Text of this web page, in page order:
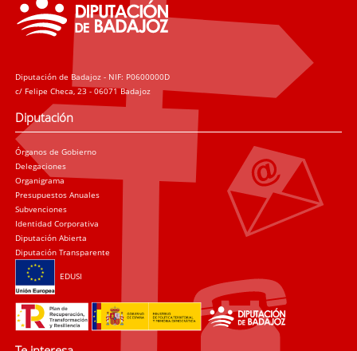
Diputación de Badajoz - NIF: P0600000D
c/ Felipe Checa, 23 - 06071 Badajoz
Diputación
Órganos de Gobierno
Delegaciones
Organigrama
Presupuestos Anuales
Subvenciones
Identidad Corporativa
Diputación Abierta
Diputación Transparente
EDUSI